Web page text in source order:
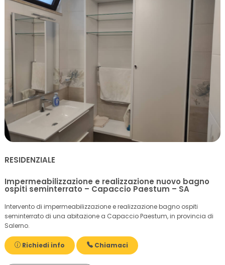
RESIDENZIALE
Impermeabilizzazione e realizzazione nuovo bagno
ospiti seminterrato – Capaccio Paestum – SA
Intervento di impermeabilizzazione e realizzazione bagno ospiti
seminterrato di una abitazione a Capaccio Paestum, in provincia di
Salerno.
Richiedi info Chiamaci